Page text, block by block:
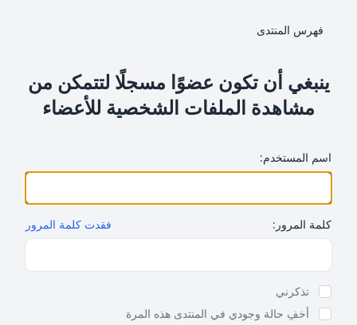
فهرس المنتدى
ينبغي أن تكون عضوًا مسجلًا لتتمكن من
مشاهدة الملفات الشخصية للأعضاء
اسم المستخدم:
كلمة المرور: فقدت كلمة المرور
تذكرني
أخفِ حالة وجودي في المنتدى هذه المرة